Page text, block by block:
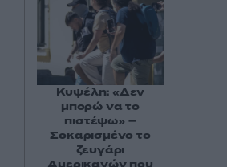
Κυψέλη: «Δεν
μπορώ να το
πιστέψω» –
Σοκαρισμένο το
ζευγάρι
Αμερικανών που